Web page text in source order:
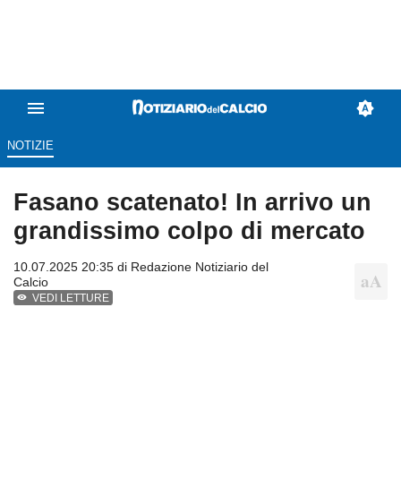
NOTIZIE
Fasano scatenato! In arrivo un
grandissimo colpo di mercato
10.07.2025 20:35 di Redazione Notiziario del
Calcio
VEDI LETTURE